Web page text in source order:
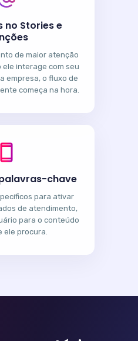
no Stories e
de maior atenção
ele interage com seu
empresa, o fluxo de
começa na hora.
chave
para ativar
de atendimento,
para o conteúdo
ele procura.